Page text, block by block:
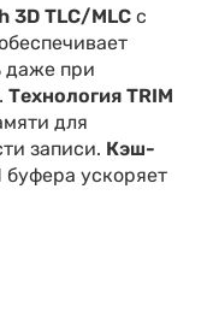
3D TLC/MLCс
даже при
Технология TRIM
для
записи. Кэш-
буфера ускоряет